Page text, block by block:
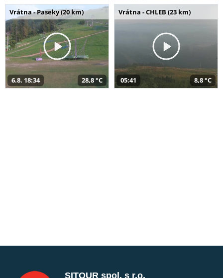
Vrátna - Paseky (20 km)
6.8. 18:34 28,8 °C
Vrátna - CHLEB (23 km)
05:41 8,8 °C
SITOUR spol. s r.o.